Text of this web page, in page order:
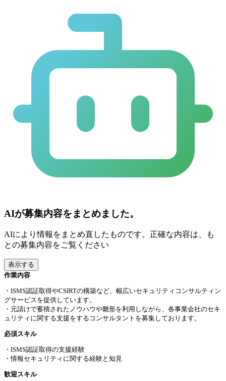
AIが募集内容をまとめました。
AIにより情報をまとめ直したものです。正確な内容は、も
との募集内容をご覧ください
表示する
作業内容
・ISMS認証取得やCSIRTの構築など、幅広いセキュリティコンサルティン
グサービスを提供しています。
・元請けで蓄積されたノウハウや雛形を利用しながら、各事業会社のセキ
ュリティに関する支援をするコンサルタントを募集しております。
必須スキル
・ISMS認証取得の支援経験
・情報セキュリティに関する経験と知見
歓迎スキル